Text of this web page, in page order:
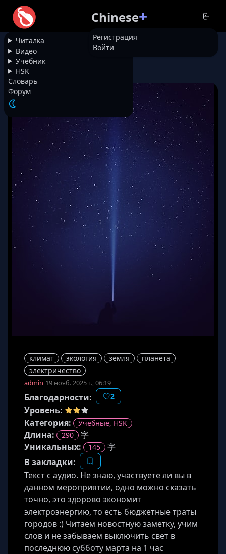
Читалка
Видео
Учебник
HSK
Словарь
Форум
Chinese+
Регистрация
Войти
НАЗАД
Час Земли
климат экология земля
планета
электричество
admin 19 нояб. 2025 г., 06:19
Благодарности: 2
Уровень:
Категория:
Учебные, HSK
Длина: 290
字
Уникальных:
145
字
В закладки:
Текст с аудио. Не знаю, участвуете ли вы в
данном мероприятии, одно можно сказать
точно, это здорово экономит
электроэнергию, то есть бюджетные траты
городов :) Читаем новостную заметку, учим
слов и не забываем выключить свет в
последнюю субботу марта на 1 час
/ 900 😀
🙏🏻 👍
👎 👌 💩
😀
🤦‍ ❤️
УДАЛИТЬ ОТРЕДАКТИРОВАТЬ